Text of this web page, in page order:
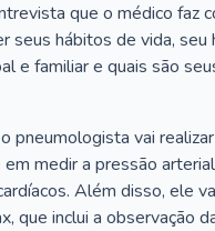
que o médico faz
seus hábitos de vida, seu
e familiar e quais são
pneumologista vai
medir a pressão
Além disso, ele
que inclui a observação